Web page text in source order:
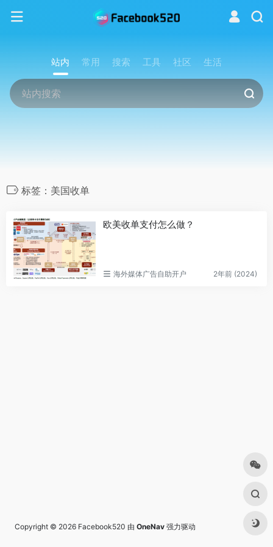
站内 常用 搜索 工具 社区 生活
标签：美国收单
欧美收单支付怎么做？
海外媒体广告自助开户 2年前 (2024)
Copyright © 2026 Facebook520 由 OneNav 强力驱动